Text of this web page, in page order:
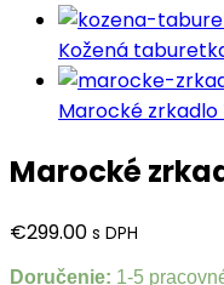
Kožená
Marocké zrkadlo
Marocké
€299.00 s DPH
Doručenie: 1-5